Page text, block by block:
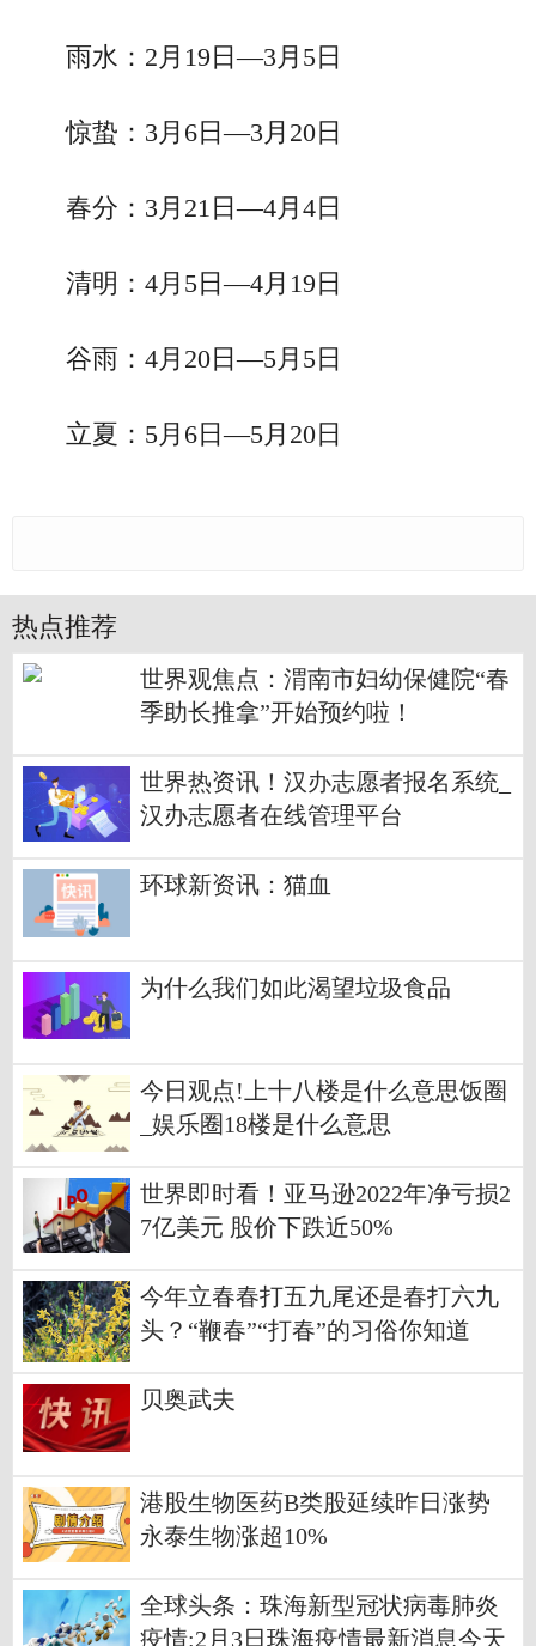
雨水：2月19日—3月5日
惊蛰：3月6日—3月20日
春分：3月21日—4月4日
清明：4月5日—4月19日
谷雨：4月20日—5月5日
立夏：5月6日—5月20日
热点推荐
世界观焦点：渭南市妇幼保健院“春
季助长推拿”开始预约啦！
世界热资讯！汉办志愿者报名系统_
汉办志愿者在线管理平台
环球新资讯：猫血
为什么我们如此渴望垃圾食品
今日观点!上十八楼是什么意思饭圈
_娱乐圈18楼是什么意思
世界即时看！亚马逊2022年净亏损2
7亿美元 股价下跌近50%
今年立春春打五九尾还是春打六九
头？“鞭春”“打春”的习俗你知道
贝奥武夫
港股生物医药B类股延续昨日涨势
永泰生物涨超10%
全球头条：珠海新型冠状病毒肺炎
疫情:2月3日珠海疫情最新消息今天